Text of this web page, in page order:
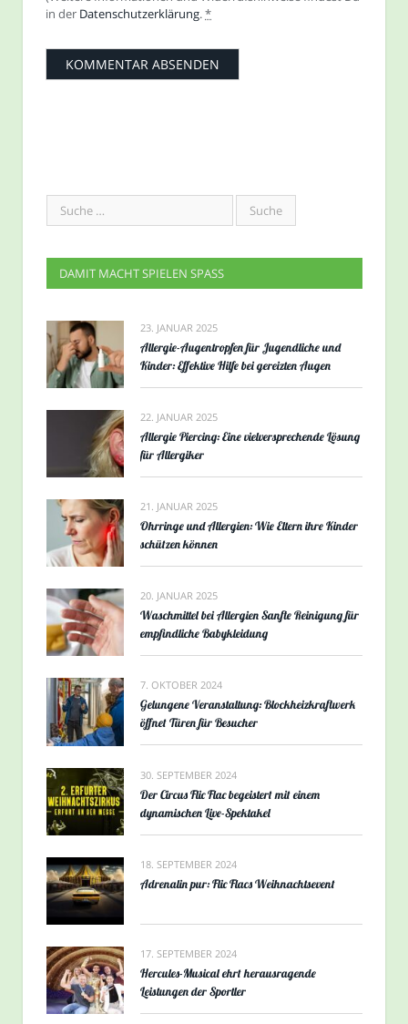
in der Datenschutzerklärung.*
DAMIT MACHT SPIELEN SPASS
23. JANUAR 2025
Allergie-Augentropfen für Jugendliche und
Kinder: Effektive Hilfe bei gereizten Augen
22. JANUAR 2025
Allergie Piercing: Eine vielversprechende Lösung
für Allergiker
21. JANUAR 2025
Ohrringe und Allergien: Wie Eltern ihre Kinder
schützen können
20. JANUAR 2025
Waschmittel bei Allergien Sanfte Reinigung für
empfindliche Babykleidung
7. OKTOBER 2024
Gelungene Veranstaltung: Blockheizkraftwerk
öffnet Türen für Besucher
30. SEPTEMBER 2024
Der Circus Flic Flac begeistert mit einem
dynamischen Live-Spektakel
18. SEPTEMBER 2024
Adrenalin pur: Flic Flacs Weihnachtsevent
17. SEPTEMBER 2024
Hercules-Musical ehrt herausragende
Leistungen der Sportler